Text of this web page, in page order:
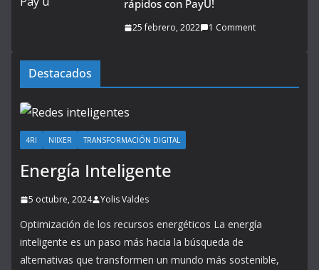
rápidos con PayU!
25 febrero, 2022 1 Comment
Destacados
4RI NIIXER TRANSFORMACIÓN DIGITAL
Energía Inteligente
5 octubre, 2024 Yolis Valdes
Optimización de los recursos energéticos La energía
inteligente es un paso más hacia la búsqueda de
alternativas que transformen un mundo más sostenible,